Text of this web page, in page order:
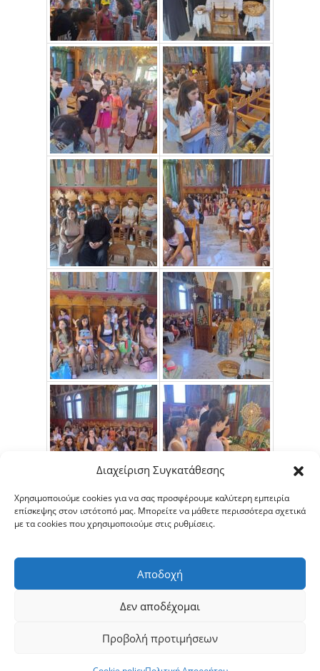
Διαχείριση Συγκατάθεσης
Χρησιμοποιούμε cookies για να σας προσφέρουμε καλύτερη εμπειρία
επίσκεψης στον ιστότοπό μας. Μπορείτε να μάθετε περισσότερα σχετικά
με τα cookies που χρησιμοποιούμε στις ρυθμίσεις.
Αποδοχή
Δεν αποδέχομαι
Προβολή προτιμήσεων
Πολιτική Απορρήτου|Πολιτική Cookies